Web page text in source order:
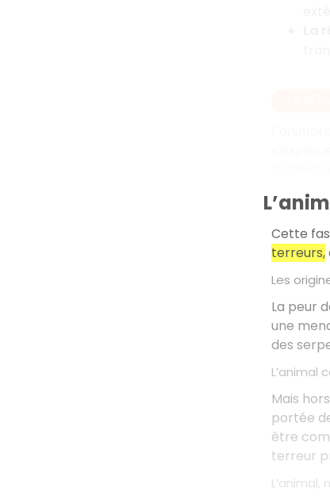
Cette
terreurs,
Les
La peur
une
des
Mais
portée
être
terreur